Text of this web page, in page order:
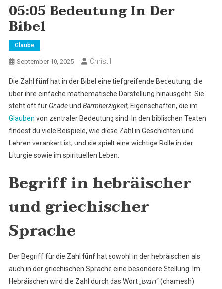
05:05 Bedeutung In Der
Bibel
Glaube
September 10, 2025 Christ1
Die Zahl fünfhat in der Bibel eine tiefgreifende Bedeutung, die
über ihre einfache mathematische Darstellung hinausgeht. Sie
steht oft für Gnadeund Barmherzigkeit, Eigenschaften, die im
Glauben von zentraler Bedeutung sind. In den biblischen Texten
findest du viele Beispiele, wie diese Zahl in Geschichten und
Lehren verankert ist, und sie spielt eine wichtige Rolle in der
Liturgie sowie im spirituellen Leben.
Begriff in hebräischer
und griechischer
Sprache
Der Begriff für die Zahl fünfhat sowohl in der hebräischen als
auch in der griechischen Sprache eine besondere Stellung. Im
Hebräischen wird die Zahl durch das Wort „חמש“ (chamesh)